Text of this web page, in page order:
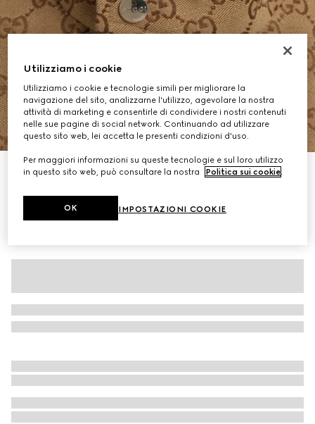
7
Bomber in tessuto GG
Utilizziamo i cookie
Utilizziamo i cookie e tecnologie simili per migliorare la
navigazione del sito, analizzarne l'utilizzo, agevolare la nostra
attività di marketing e consentirle di condividere i nostri contenuti
nelle sue pagine di social network. Continuando ad utilizzare
questo sito web, lei accetta le presenti condizioni d'uso.
Per maggiori informazioni su queste tecnologie e sul loro utilizzo
in questo sito web, può consultare la nostra
Politica sui cookie.
IMPOSTAZIONI COOKIE
OK